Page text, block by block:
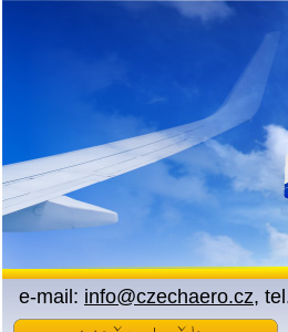
e-mail: info@czechaero.cz,